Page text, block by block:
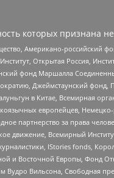
которых признана
Американо-российский
Открытая Россия,
фонд Маршалла
Джеймстаунский
в Китае, Всемирная
европейцев,
за права
Всемирный
IStories fonds,
и Восточной Европы, Фонд
Вильсона, Свободная